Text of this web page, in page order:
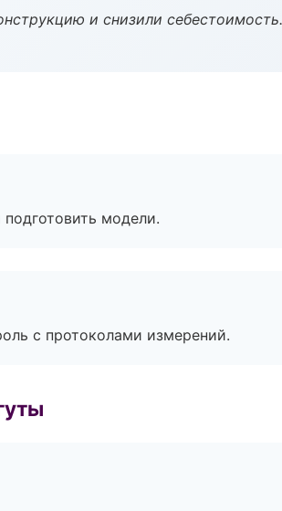
и снизили себестоимость.
модели.
с протоколами измерений.